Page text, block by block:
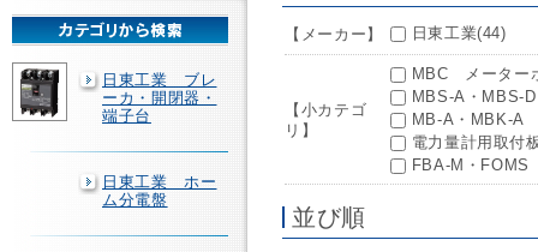
で
販
売
日東工業 ブレ
ーカ・開閉器・
端子台
日東工業 ホー
ム分電盤
【メーカー】 日東工業(44)
【小カテゴ
リ】
MBC メーター
MBS-A・MBS-
MB-A・MBK-A
電力量計用取付
FBA-M・
並び順